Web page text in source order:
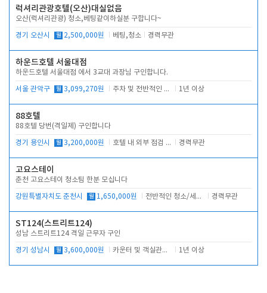
럭셔리관광호텔(오산)대실없음
오산(럭셔리관광) 청소,베팅같이하실분 구합니다~
경기 오산시 월 2,500,000원 베팅,청소 경력무관
하운드호텔 서울대점
하운드호텔 서울대점 에서 3교대 과장님 구인합니다.
서울 관악구 월 3,099,270원 주차 및 전반적인 당번업무 1년 이상
88호텔
88호텔 당번(격일제) 구인합니다
경기 용인시 월 3,200,000원 호텔 내 외부 점검 및 프런트 운영 경력무관
고요스테이
춘천 고요스테이 청소팀 한분 모십니다
강원특별자치도 춘천시 월 1,650,000원 전반적인 청소/세탁업무 경력무관
ST124(스트리트124)
성남 스트리트124 격일 근무자 구인
경기 성남시 월 3,600,000원 카운터 및 객실관리 전반 1년 이상